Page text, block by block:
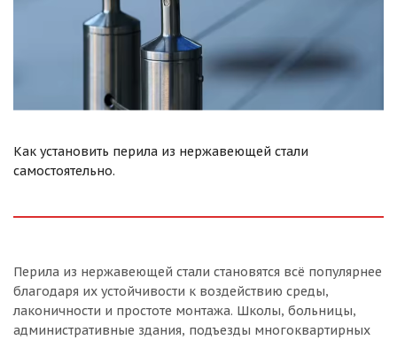
Как установить перила из нержавеющей стали
самостоятельно.
Перила из нержавеющей стали становятся всё популярнее
благодаря их устойчивости к воздействию среды,
лаконичности и простоте монтажа. Школы, больницы,
административные здания, подъезды многоквартирных